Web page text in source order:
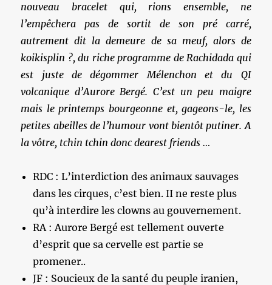
nouveau bracelet qui, rions ensemble, ne
l’empêchera pas de sortit de son pré carré,
autrement dit la demeure de sa meuf, alors de
koikisplin ?, du riche programme de Rachidada qui
est juste de dégommer Mélenchon et du QI
volcanique d’Aurore Bergé. C’est un peu maigre
mais le printemps bourgeonne et, gageons-le, les
petites abeilles de l’humour vont bientôt putiner. A
la vôtre, tchin tchin donc dearest friends …
RDC : L’interdiction des animaux sauvages
dans les cirques, c’est bien. II ne reste plus
qu’à interdire les clowns au gouvernement.
RA : Aurore Bergé est tellement ouverte
d’esprit que sa cervelle est partie se
promener..
JF : Soucieux de la santé du peuple iranien,